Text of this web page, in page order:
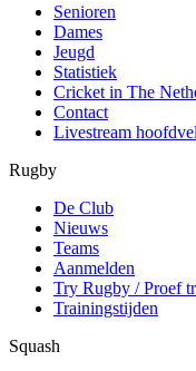
Senioren
Dames
Jeugd
Statistiek
Cricket in The
Contact
Livestream
Rugby
De Club
Nieuws
Teams
Aanmelden
Try Rugby / Proef
Trainingstijden
Squash